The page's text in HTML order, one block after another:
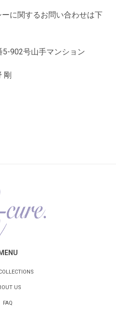
に関するお問い合わせは下
902号山手マンション
剛
MENU
US
FAQ